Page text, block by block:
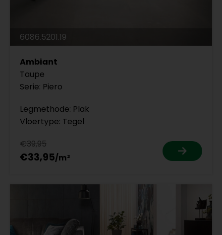
6086.5201.19
Ambiant
Taupe
Serie: Piero
Legmethode: Plak
Vloertype: Tegel
€39,95
€33,95